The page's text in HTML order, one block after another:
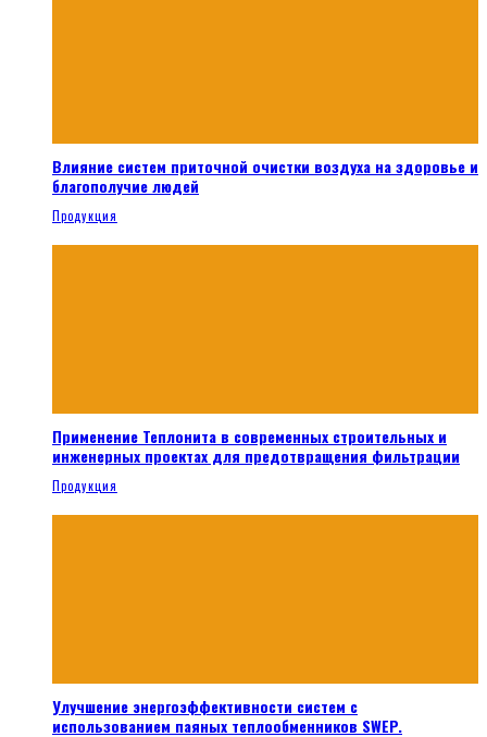
Влияние систем приточной очистки воздуха на здоровье и
благополучие людей
Продукция
Применение Теплонита в современных строительных и
инженерных проектах для предотвращения фильтрации
Продукция
Улучшение энергоэффективности систем с
использованием паяных теплообменников SWEP.